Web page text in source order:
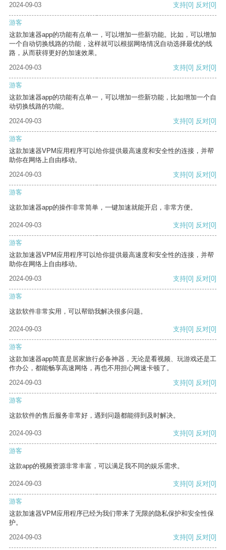
2024-09-03
支持[0] 反对[0]
游客
这款加速器app的功能有点单一，可以增加一些新功能。比如，可以增加
一个自动切换线路的功能，这样就可以根据网络情况自动选择最优的线
路，从而获得更好的加速效果。
2024-09-03
支持[0] 反对[0]
游客
这款加速器app的功能有点单一，可以增加一些新功能，比如增加一个自
动切换线路的功能。
2024-09-03
支持[0] 反对[0]
游客
这款加速器VPM应用程序可以给你提供最高速度和安全性的连接，并帮
助你在网络上自由移动。
2024-09-03
支持[0] 反对[0]
游客
这款加速器app的操作非常简单，一键加速就能开启，非常方便。
2024-09-03 支持[0] 反对[0]
游客
这款加速器VPM应用程序可以给你提供最高速度和安全性的连接，并帮
助你在网络上自由移动。
2024-09-03
支持[0] 反对[0]
游客
这款软件非常实用，可以帮助我解决很多问题。
2024-09-03 支持[0] 反对[0]
游客
这款加速器app简直是居家旅行必备神器，无论是看视频、玩游戏还是工
作办公，都能畅享高速网络，再也不用担心网速卡顿了。
2024-09-03
支持[0] 反对[0]
游客
这款软件的售后服务非常好，遇到问题都能得到及时解决。
2024-09-03 支持[0] 反对[0]
游客
这款app的视频资源非常丰富，可以满足我不同的娱乐需求。
2024-09-03 支持[0] 反对[0]
游客
这款加速器VPM应用程序已经为我们带来了无限的隐私保护和安全性保
护。
2024-09-03
支持[0] 反对[0]